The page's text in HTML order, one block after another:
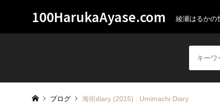
100HarukaAyase.com 綾瀬はるかの
ブログ 海街diary (2015) : Umimachi Diary